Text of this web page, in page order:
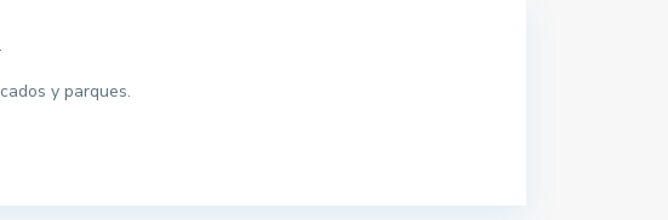
y parques.